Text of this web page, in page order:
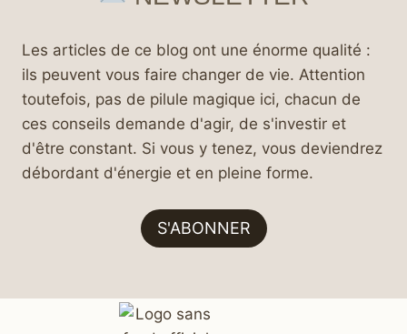
Les articles de ce blog ont une énorme qualité :
ils peuvent vous faire changer de vie. Attention
toutefois, pas de pilule magique ici, chacun de
ces conseils demande d'agir, de s'investir et
d'être constant. Si vous y tenez, vous deviendrez
débordant d'énergie et en pleine forme.
S'ABONNER